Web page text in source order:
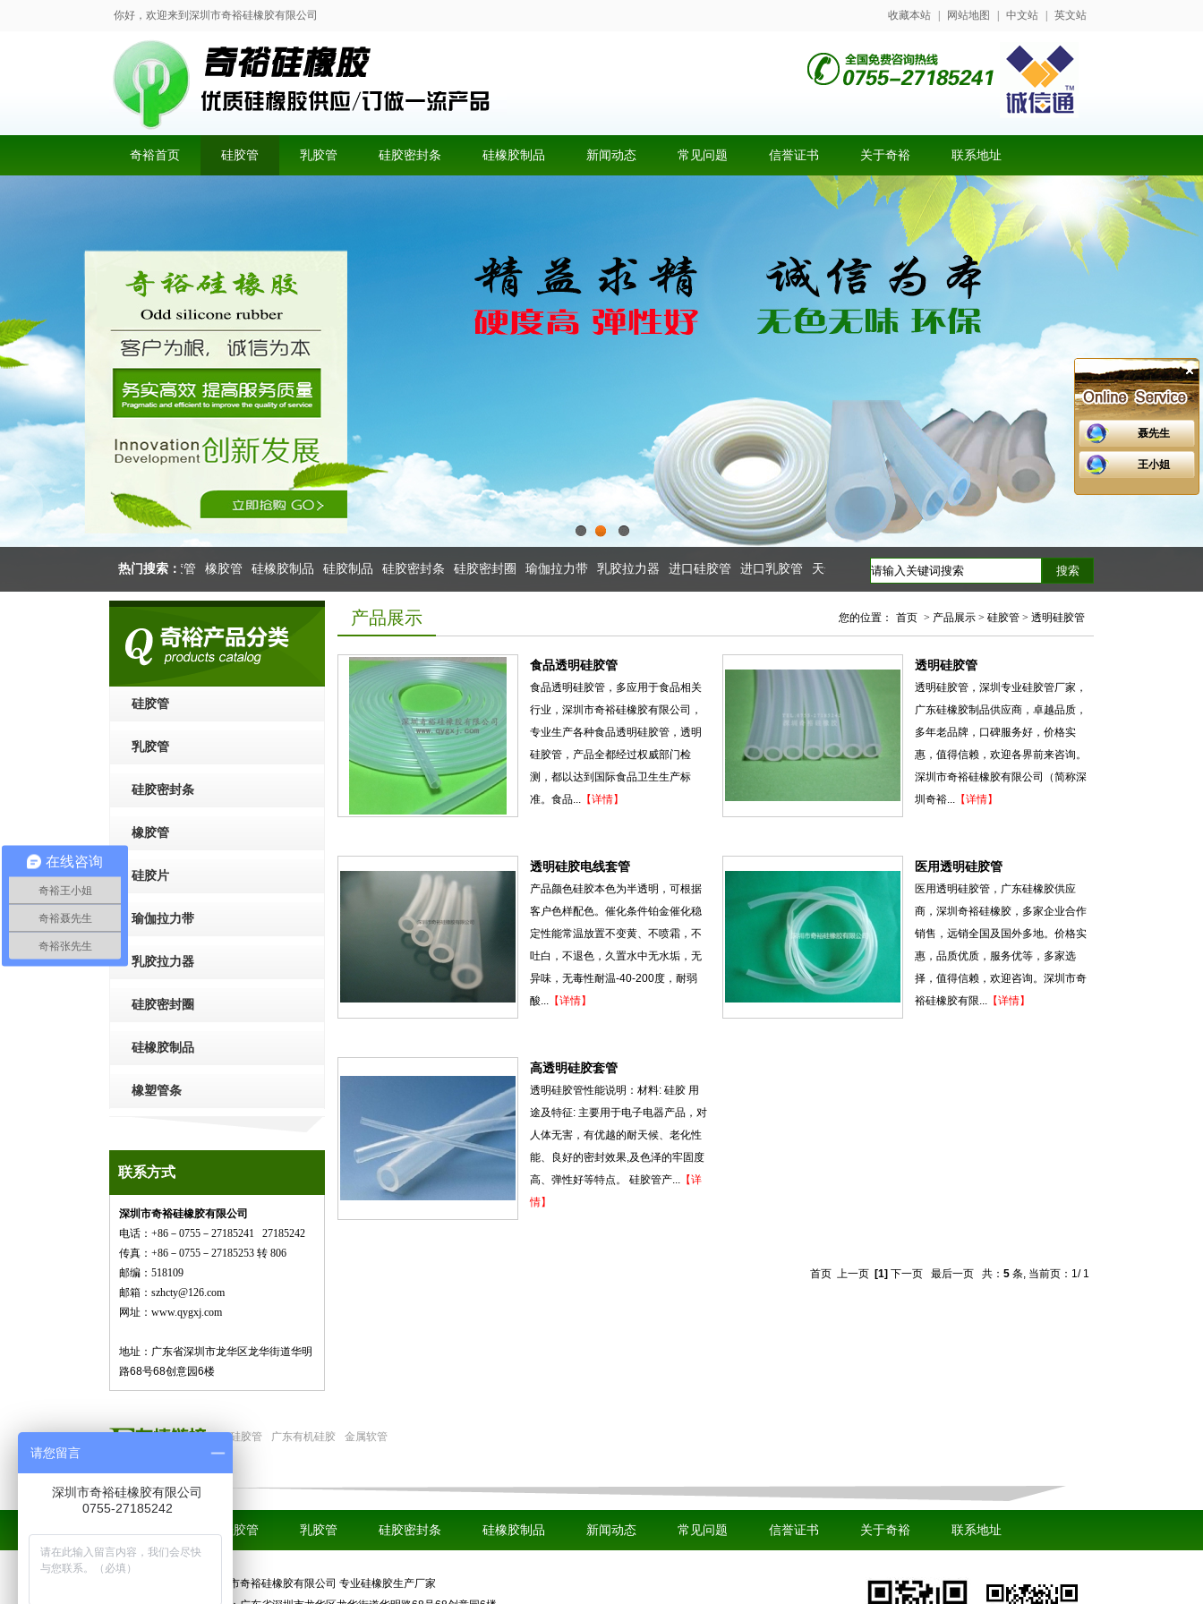
你好，欢迎来到深圳市奇裕硅橡胶有限公司 收藏本站 网站地图 中文站 英文站
奇裕首页 硅胶管 乳胶管 硅胶密封条 硅橡胶制品 新闻动态 常见问题 信誉证书 关于奇裕 联系地址
热门搜索：
硅胶管 乳胶管 橡胶管 硅橡胶制品 硅胶制品 硅胶密封条 硅胶密封圈 瑜伽拉力带 乳胶拉力器 进口硅胶管 进口乳胶管 天然乳胶管 硅胶吸管 耐高温硅胶管 编织硅胶管
硅胶管
乳胶管
硅胶密封条
橡胶管
硅胶片
瑜伽拉力带
乳胶拉力器
硅胶密封圈
硅橡胶制品
橡塑管条
联系方式
深圳市奇裕硅橡胶有限公司
电话：+86－0755－27185241 27185242
传真：+86－0755－27185253 转 806
邮编：518109
邮箱：szhcty@126.com
网址： www.qygxj.com
地址： 广东省深圳市龙华区龙华街道华明
路68号68创意园6楼
产品展示 您的位置： 首页 > 产品展示 > 硅胶管 > 透明硅胶管
食品透明硅胶管
食品透明硅胶管，多应用于食品相关
行业，深圳市奇裕硅橡胶有限公司，
专业生产各种食品透明硅胶管，透明
硅胶管，产品全都经过权威部门检
测，都以达到国际食品卫生生产标
准。食品... 【详情】
透明硅胶管
透明硅胶管，深圳专业硅胶管厂家，
广东硅橡胶制品供应商，卓越品质，
多年老品牌，口碑服务好，价格实
惠，值得信赖，欢迎各界前来咨询。
深圳市奇裕硅橡胶有限公司（简称深
圳奇裕... 【详情】
透明硅胶电线套管
产品颜色硅胶本色为半透明，可根据
客户色样配色。催化条件铂金催化稳
定性能常温放置不变黄、不喷霜，不
吐白，不退色，久置水中无水垢，无
异味，无毒性耐温-40-200度，耐弱
酸... 【详情】
医用透明硅胶管
医用透明硅胶管，广东硅橡胶供应
商，深圳奇裕硅橡胶，多家企业合作
销售，远销全国及国外多地。价格实
惠，品质优质，服务优等，多家选
择，值得信赖，欢迎咨询。深圳市奇
裕硅橡胶有限... 【详情】
高透明硅胶套管
透明硅胶管性能说明：材料: 硅胶 用
途及特征: 主要用于电子电器产品，对
人体无害，有优越的耐天候、老化性
能、良好的密封效果,及色泽的牢固度
高、弹性好等特点。 硅胶管产... 【详
情】
首页 上一页 [1] 下一页 最后一页 共： 5 条, 当前页：1/ 1
硅胶管 广东有机硅胶 金属软管
硅胶管 乳胶管 硅胶密封条 硅橡胶制品 新闻动态 常见问题 信誉证书 关于奇裕 联系地址
深圳市奇裕硅橡胶有限公司 专业硅橡胶生产厂家
聂先生
王小姐
在线咨询
奇裕王小姐
奇裕聂先生
奇裕张先生
请您留言
深圳市奇裕硅橡胶有限公司
0755-27185242